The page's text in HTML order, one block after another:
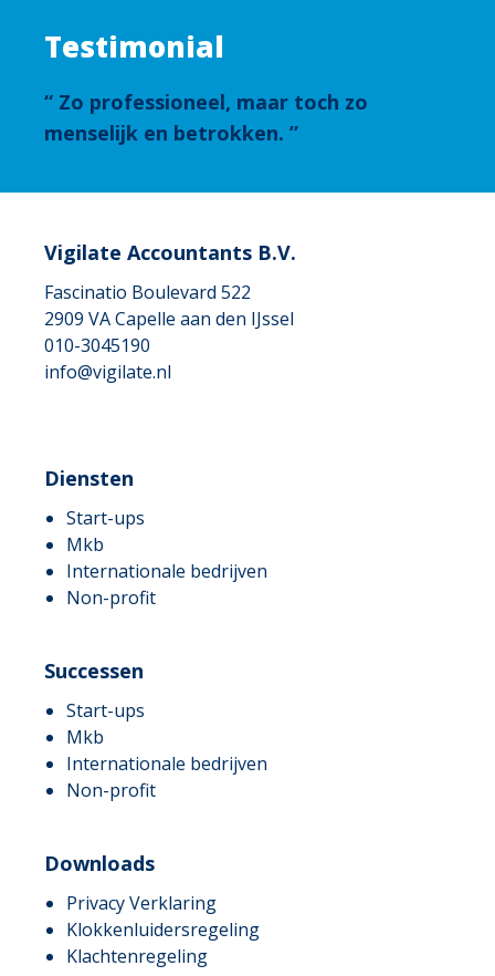
Testimonial
Zo professioneel, maar toch zo
menselijk en betrokken.
Vigilate Accountants B.V.
Fascinatio Boulevard 522
2909 VACapelle aan den IJssel
010-3045190
info@vigilate.nl
Diensten
Start-ups
Mkb
Internationale bedrijven
Non-profit
Successen
Start-ups
Mkb
Internationale bedrijven
Non-profit
Downloads
Privacy Verklaring
Klokkenluidersregeling
Klachtenregeling